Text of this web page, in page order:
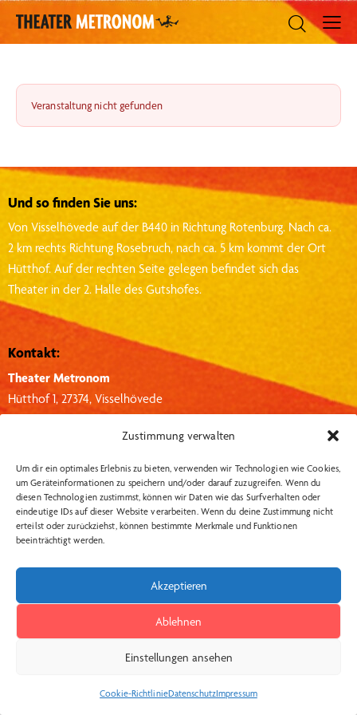
Zustimmung verwalten
Um dir ein optimales Erlebnis zu bieten, verwenden wir Technologien wie Cookies,
um Geräteinformationen zu speichern und/oder darauf zuzugreifen. Wenn du
diesen Technologien zustimmst, können wir Daten wie das Surfverhalten oder
eindeutige IDs auf dieser Website verarbeiten. Wenn du deine Zustimmung nicht
erteilst oder zurückziehst, können bestimmte Merkmale und Funktionen
beeinträchtigt werden.
Akzeptieren
Ablehnen
Einstellungen ansehen
Cookie-RichtlinieDatenschutzImpressum
Veranstaltung nicht gefunden
Und so finden Sie uns:
Von Visselhövede auf der B440 in Richtung Rotenburg. Nach ca.
2 km rechts Richtung Rosebruch, nach ca. 5 km kommt der Ort
Hütthof. Auf der rechten Seite gelegen befindet sich das
Theater in der 2. Halle des Gutshofes.
Kontakt:
Theater Metronom
Hütthof 1, 27374, Visselhövede
Wichtige Links:
Datenschutzerklärung
Impressum
AGB Kartenkauf
Widerrufsbelehrung
Social Media:
Insta